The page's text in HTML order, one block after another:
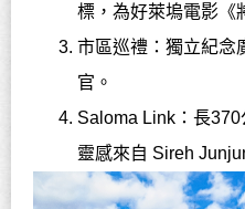
標，為好萊塢電影《
市區巡禮：獨立紀念
官。
Saloma Link ：長370
靈感來自 Sireh